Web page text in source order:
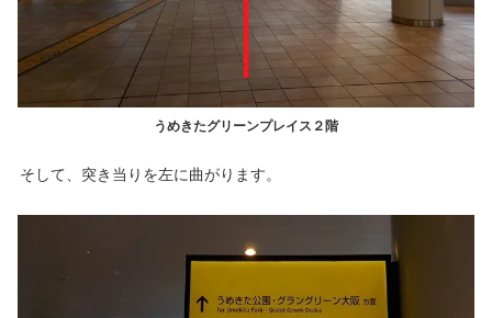
うめきたグリーンプレイス２階
そして、突き当りを左に曲がります。